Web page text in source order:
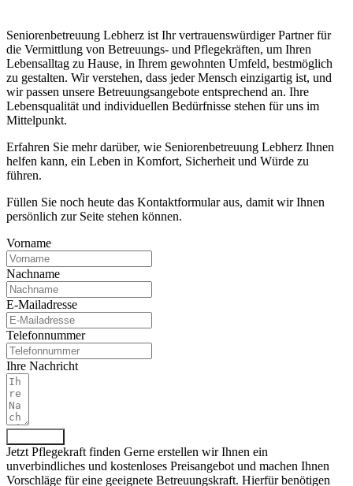
Seniorenbetreuung Lebherz ist Ihr vertrauenswürdiger Partner für
die Vermittlung von Betreuungs- und Pflegekräften, um Ihren
Lebensalltag zu Hause, in Ihrem gewohnten Umfeld, bestmöglich
zu gestalten. Wir verstehen, dass jeder Mensch einzigartig ist, und
wir passen unsere Betreuungsangebote entsprechend an. Ihre
Lebensqualität und individuellen Bedürfnisse stehen für uns im
Mittelpunkt.
Erfahren Sie mehr darüber, wie Seniorenbetreuung Lebherz Ihnen
helfen kann, ein Leben in Komfort, Sicherheit und Würde zu
führen.
Füllen Sie noch heute das Kontaktformular aus, damit wir Ihnen
persönlich zur Seite stehen können.
Vorname
Nachname
E-Mailadresse
Telefonnummer
Ihre Nachricht
Jetzt Pflegekraft finden Gerne erstellen wir Ihnen ein
unverbindliches und kostenloses Preisangebot und machen Ihnen
Vorschläge für eine geeignete Betreuungskraft. Hierfür benötigen